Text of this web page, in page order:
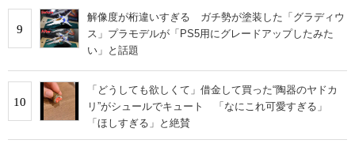
9
解像度が桁違いすぎる ガチ勢が塗装した「グラディウ
ス」プラモデルが「PS5用にグレードアップしたみた
い」と話題
10
「どうしても欲しくて」借金して買った“陶器のヤドカ
リ”がシュールでキュート 「なにこれ可愛すぎる」
「ほしすぎる」と絶賛